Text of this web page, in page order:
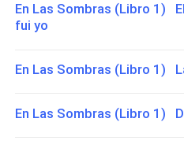
En Las Sombras (Libro 1)
fui yo
En Las Sombras (Libro 1)
En Las Sombras (Libro 1)